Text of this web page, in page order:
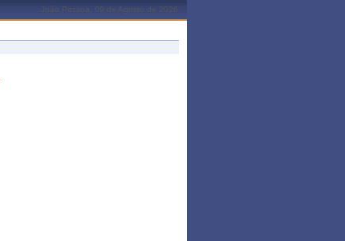
João Pessoa, 09 de Agosto de 2026